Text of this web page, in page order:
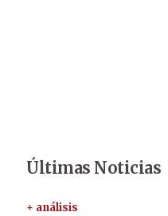
Últimas Noticias
+ análisis